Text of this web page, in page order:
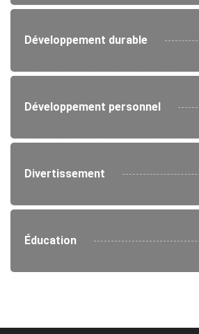
Développement durable
Développement personnel
Divertissement
Éducation